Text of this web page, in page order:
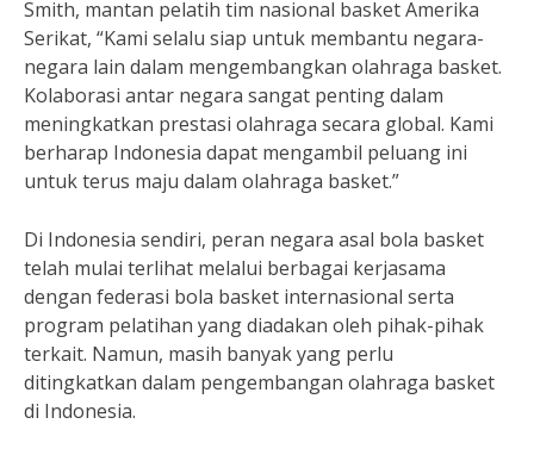
Smith, mantan pelatih tim nasional basket Amerika
Serikat, “Kami selalu siap untuk membantu negara-
negara lain dalam mengembangkan olahraga basket.
Kolaborasi antar negara sangat penting dalam
meningkatkan prestasi olahraga secara global. Kami
berharap Indonesia dapat mengambil peluang ini
untuk terus maju dalam olahraga basket.”
Di Indonesia sendiri, peran negara asal bola basket
telah mulai terlihat melalui berbagai kerjasama
dengan federasi bola basket internasional serta
program pelatihan yang diadakan oleh pihak-pihak
terkait. Namun, masih banyak yang perlu
ditingkatkan dalam pengembangan olahraga basket
di Indonesia.